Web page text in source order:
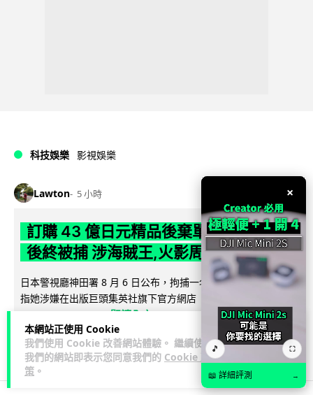
本網站正使用 Cookie
我們使用 Cookie 改善網站體驗。 繼續使用
我們的網站即表示您同意我們的 Cookie 政
策 。
科技娛樂 影視娛樂
Lawton 5 小時
訂購 43 億日元精品後棄單 大阪女 2 年
後終被捕 涉海賊王,火影周邊產品
日本警視廳神田署 8 月 6 日公布，拘捕一名 32 歲大阪女子，
指她涉嫌在出版巨頭集英社旗下官方網店「JUMP
CHARACTERS ST... 閱讀全文
49 7 ↗ 分享
×
🎵 ⛶
📖 詳細評測 →